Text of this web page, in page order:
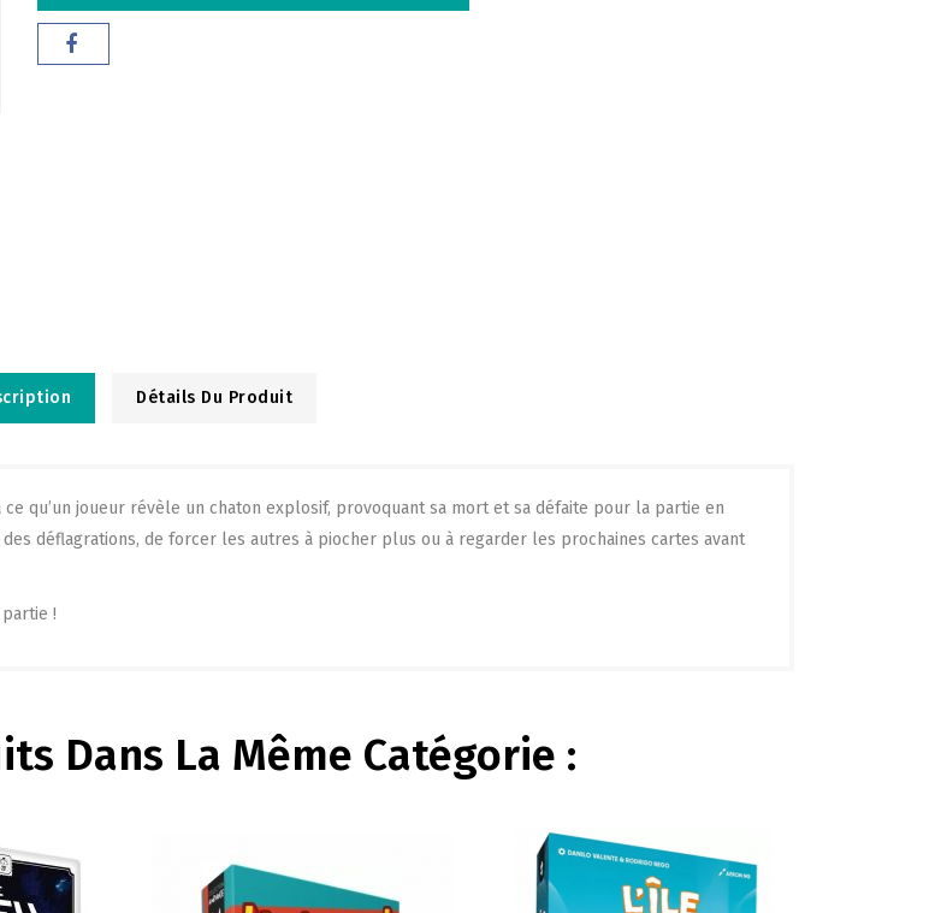
Détails Du Produit
qu’un joueur révèle un chaton explosif, provoquant sa mort et sa défaite pour la partie en
déflagrations, de forcer les autres à piocher plus ou à regarder les prochaines cartes avant
!
Dans La Même Catégorie :